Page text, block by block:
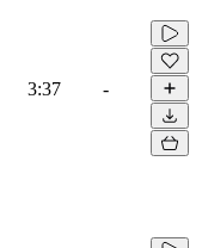
3:37 -